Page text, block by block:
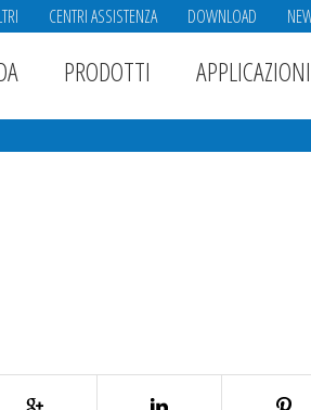
CENTRI ASSISTENZA DOWNLOAD
PRODOTTI APPLICAZIONI